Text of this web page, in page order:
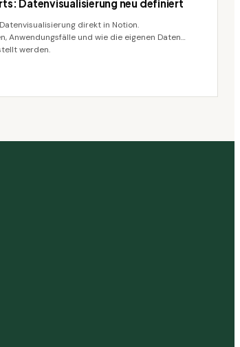
Datenvisualisierung neu definiert
direkt in Notion.
Anwendungsfälle und wie die eigenen Daten
werden.